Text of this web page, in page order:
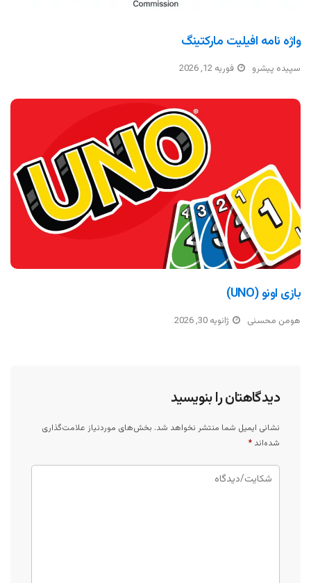
واژه نامه افیلیت مارکتینگ
سپیده پیشرو فوریه 12, 2026
بازی اونو (UNO)
هومن محسنی ژانویه 30, 2026
دیدگاهتان را بنویسید
نشانی ایمیل شما منتشر نخواهد شد. بخش‌های موردنیاز علامت‌گذاری
شده‌اند *